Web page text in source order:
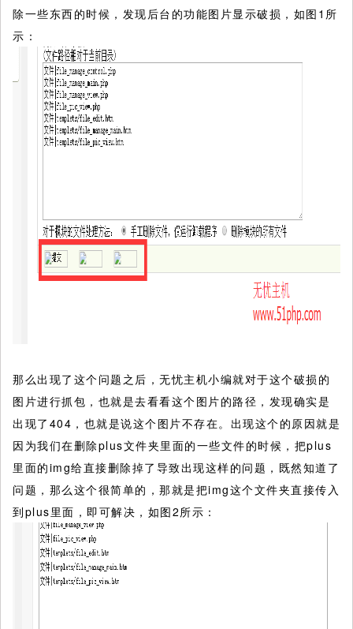
除一些东西的时候，发现后台的功能图片显示破损，如图1所
示：
那么出现了这个问题之后，无忧主机小编就对于这个破损的
图片进行抓包，也就是去看看这个图片的路径，发现确实是
出现了404，也就是说这个图片不存在。出现这个的原因就是
因为我们在删除plus文件夹里面的一些文件的时候，把plus
里面的img给直接删除掉了导致出现这样的问题，既然知道了
问题，那么这个很简单的，那就是把img这个文件夹直接传入
到plus里面，即可解决，如图2所示：